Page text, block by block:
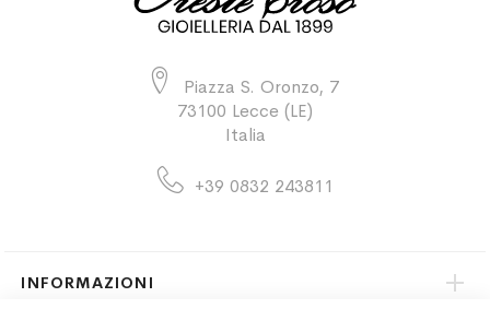
Piazza S. Oronzo, 7
73100 Lecce (LE)
Italia
+39 0832 243811
INFORMAZIONI